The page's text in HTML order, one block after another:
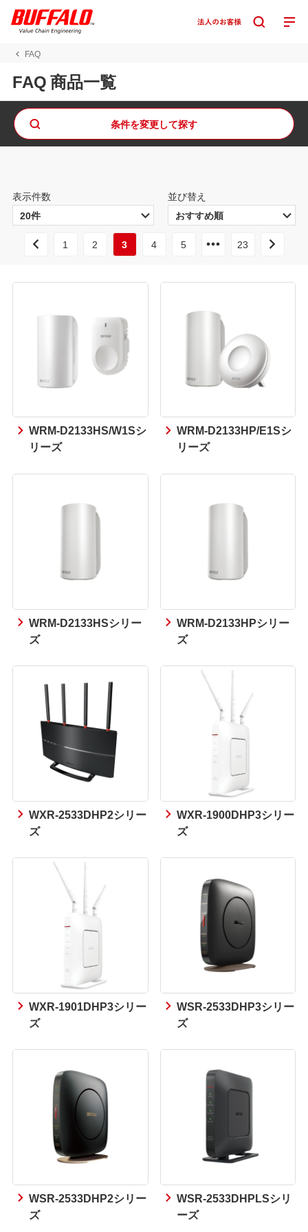
FAQ
FAQ 商品一覧
条件を変更して探す
表示件数 並び替え
1 2 3 4 5 23
WRM-D2133HS/W1Sシ
リーズ
WRM-D2133HP/E1Sシ
リーズ
WRM-D2133HSシリー
ズ
WRM-D2133HPシリー
ズ
WXR-2533DHP2シリー
ズ
WXR-1900DHP3シリー
ズ
WXR-1901DHP3シリー
ズ
WSR-2533DHP3シリー
ズ
WSR-2533DHP2シリー
ズ
WSR-2533DHPLSシリ
ーズ